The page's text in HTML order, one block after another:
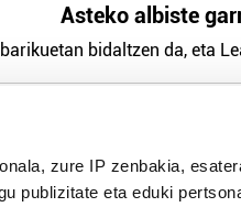
zure IP zenbakia,
publizitate eta eduki
Asteko albiste
bidaltzen da, eta